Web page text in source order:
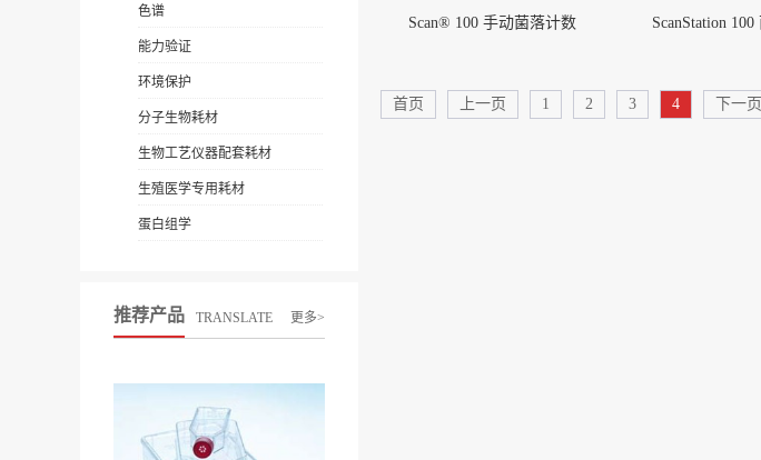
色谱
能力验证
环境保护
分子生物耗材
生物工艺仪器配套耗材
生殖医学专用耗材
蛋白组学
推荐产品 TRANSLATE 更多>
Scan® 100 手动菌落计数
首页 上一页 1 2 3 4 下一页